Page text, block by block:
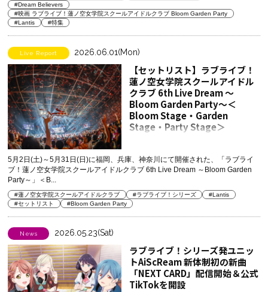
#Dream Believers
#映画 ラブライブ！蓮ノ空女学院スクールアイドルクラブ Bloom Garden Party
#Lantis
#特集
Live Report 2026.06.01(Mon)
【セットリスト】ラブライブ！
蓮ノ空女学院スクールアイドル
クラブ 6th Live Dream ～
Bloom Garden Party～＜
Bloom Stage・Garden
Stage・Party Stage＞
5月2日(土)～5月31日(日)に福岡、兵庫、神奈川にて開催された、「ラブライ
ブ！蓮ノ空女学院スクールアイドルクラブ 6th Live Dream ～Bloom Garden
Party～」＜B...
#蓮ノ空女学院スクールアイドルクラブ #ラブライブ！シリーズ
#Lantis
#セットリスト
#Bloom Garden Party
News 2026.05.23(Sat)
ラブライブ！シリーズ発ユニッ
トAiScReam 新体制初の新曲
「NEXT CARD」配信開始＆公式
TikTokを開設